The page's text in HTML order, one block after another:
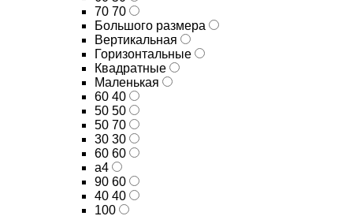
70 70
Большого размера
Вертикальная
Горизонтальные
Квадратные
Маленькая
60 40
50 50
50 70
30 30
60 60
а4
90 60
40 40
100